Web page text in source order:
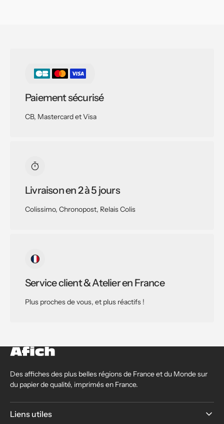
Paiement sécurisé
CB, Mastercard et Visa
Livraison en 2 à 5 jours
Colissimo, Chronopost, Relais Colis
Service client & Atelier en France
Plus proches de vous, et plus réactifs !
Des affiches des plus belles régions de France et du Monde sur
du papier de qualité, imprimés en France.
Liens utiles